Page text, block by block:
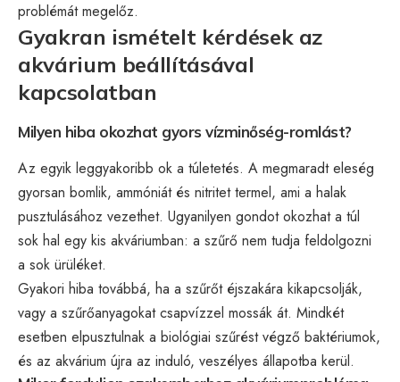
problémát megelőz.
Gyakran ismételt kérdések az
akvárium beállításával
kapcsolatban
Milyen hiba okozhat gyors vízminőség-romlást?
Az egyik leggyakoribb ok a túletetés. A megmaradt eleség
gyorsan bomlik, ammóniát és nitritet termel, ami a halak
pusztulásához vezethet. Ugyanilyen gondot okozhat a túl
sok hal egy kis akváriumban: a szűrő nem tudja feldolgozni
a sok ürüléket.
Gyakori hiba továbbá, ha a szűrőt éjszakára kikapcsolják,
vagy a szűrőanyagokat csapvízzel mossák át. Mindkét
esetben elpusztulnak a biológiai szűrést végző baktériumok,
és az akvárium újra az induló, veszélyes állapotba kerül.